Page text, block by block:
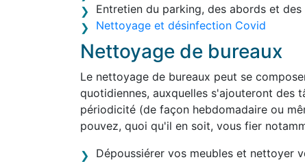
Entretien du parking, des abords et
Nettoyage et désinfection Covid
Nettoyage de bureaux
Le nettoyage de bureaux peut se
quotidiennes, auxquelles s'ajouteront des
périodicité (de façon hebdomadaire ou
pouvez, quoi qu'il en soit, vous fier
Dépoussiérer vos meubles et nettoyer